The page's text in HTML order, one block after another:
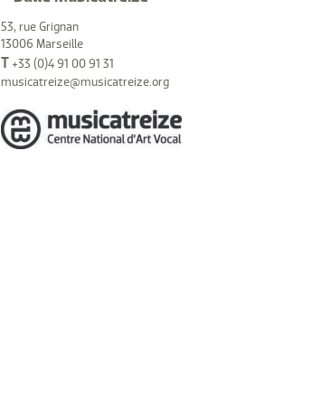
53, rue Grignan
13006 Marseille
T +33 (0)4 91 00 91 31
musicatreize@musicatreize.org